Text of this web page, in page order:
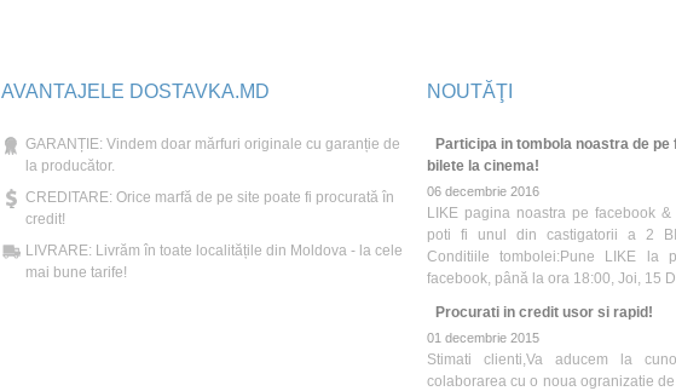
AVANTAJELE DOSTAVKA.MD
GARANȚIE: Vindem doar mărfuri originale cu garanție de
la producător.
CREDITARE: Orice marfă de pe site poate fi procurată în
credit!
LIVRARE: Livrăm în toate localitățile din Moldova - la cele
mai bune tarife!
NOUTĂŢI
Participa in tombola noastra de
bilete la cinema!
06 decembrie 2016
LIKE pagina noastra pe facebook
poti fi unul din castigatorii a 2
Conditiile tombolei:Pune LIKE la
facebook, până la ora 18:00, Joi, 15
Procurati in credit usor si rapid!
01 decembrie 2015
Stimati clienti,Va aducem la
colaborarea cu o noua ogranizatie